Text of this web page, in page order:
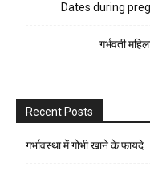
Dates during
गर्भवती
Recent Posts
गर्भावस्था में गोभी खाने के फायदे